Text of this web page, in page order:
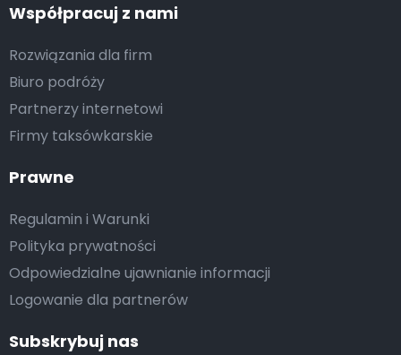
Współpracuj z nami
Rozwiązania dla firm
Biuro podróży
Partnerzy internetowi
Firmy taksówkarskie
Prawne
Regulamin i Warunki
Polityka prywatności
Odpowiedzialne ujawnianie informacji
Logowanie dla partnerów
Subskrybuj nas